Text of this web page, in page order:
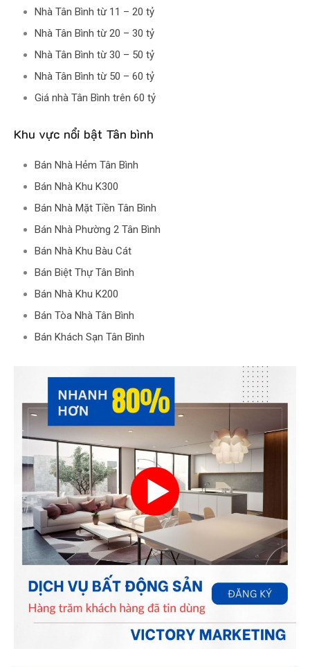
Nhà Tân Bình từ 11 – 20 tỷ
Nhà Tân Bình từ 20 – 30 tỷ
Nhà Tân Bình từ 30 – 50 tỷ
Nhà Tân Bình từ 50 – 60 tỷ
Giá nhà Tân Bình trên 60 tỷ
Khu vực nổi bật Tân bình
Bán Nhà Hẻm Tân Bình
Bán Nhà Khu K300
Bán Nhà Mặt Tiền Tân Bình
Bán Nhà Phường 2 Tân Bình
Bán Nhà Khu Bàu Cát
Bán Biệt Thự Tân Bình
Bán Nhà Khu K200
Bán Tòa Nhà Tân Bình
Bán Khách Sạn Tân Bình